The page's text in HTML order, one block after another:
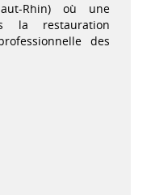
Rhin) où une
la restauration
des